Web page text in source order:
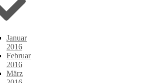
Januar
2016
Februar
2016
März